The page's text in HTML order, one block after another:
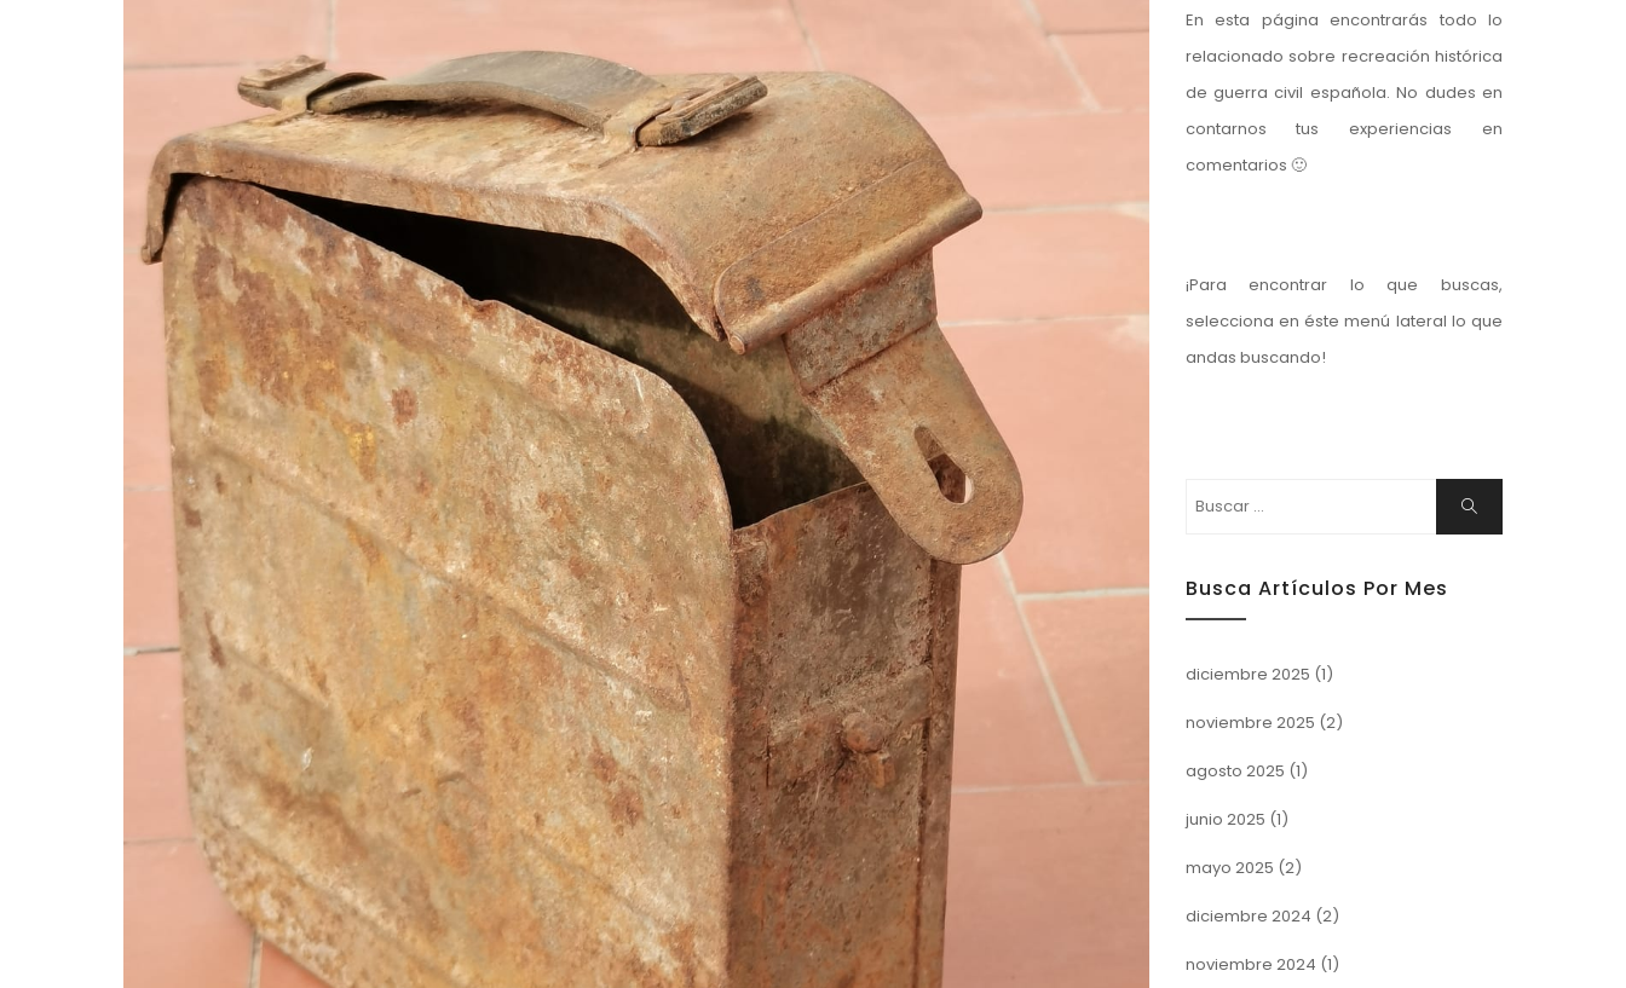
En esta página encontrarás todo lo
relacionado sobre recreación histórica
de guerra civil española. No dudes en
contarnos tus experiencias en
comentarios 🙂
¡Para encontrar lo que buscas,
selecciona en éste menú lateral lo que
andas buscando!
Buscar
Busca Artículos Por Mes
diciembre 2025 (1)
noviembre 2025 (2)
agosto 2025 (1)
junio 2025 (1)
mayo 2025 (2)
diciembre 2024 (2)
noviembre 2024 (1)